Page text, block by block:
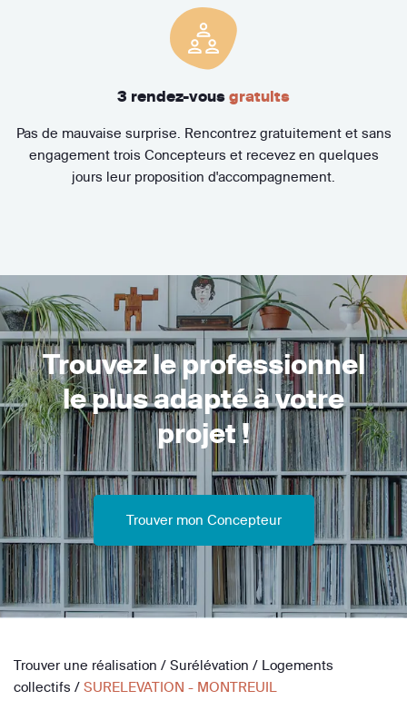
3 rendez-vous gratuits
Pas de mauvaise surprise. Rencontrez gratuitement et sans
engagement trois Concepteurs et recevez en quelques
jours leur proposition d'accompagnement.
Trouvez le professionnel
le plus adapté à votre
projet !
Trouver mon Concepteur
Trouver une réalisation / Surélévation / Logements
collectifs / SURELEVATION - MONTREUIL